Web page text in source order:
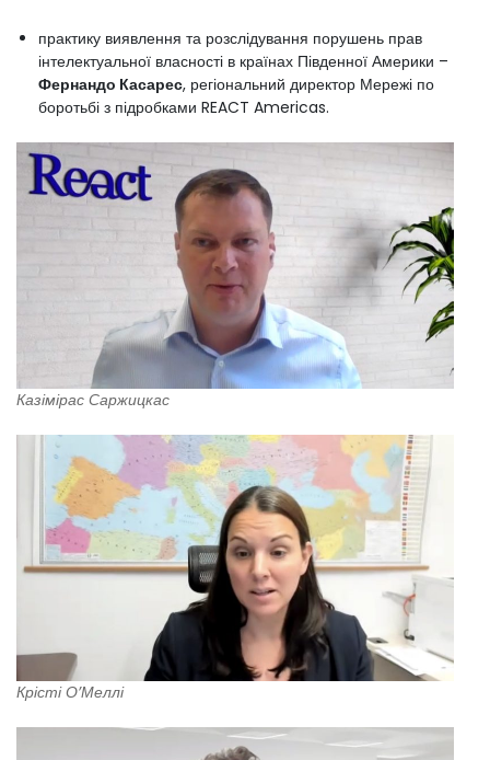
практику виявлення та розслідування порушень прав
інтелектуальної власності в країнах Південної Америки –
Фернандо Касарес, регіональний директор Мережі по
боротьбі з підробками REACT Americas.
Казімірас Саржицкас
Крісті О’Меллі